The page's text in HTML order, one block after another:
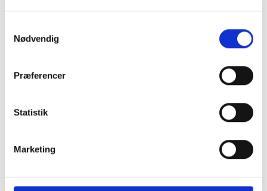
Nødvendig
Præferencer
Statistik
Marketing
Toplederprogrammet giver i sin helhed
• Ledere, der forstår egen ledelse i en
• Ledere med øget indsigt i deres personlige
• Ledere, der kan overskue kompleksiteten og
• Ledere, der forstår at bruge det fælles